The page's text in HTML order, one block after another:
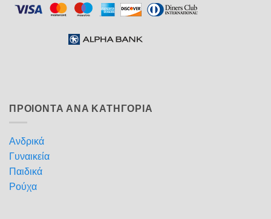
ΠΡΟΙΟΝΤΑ ΑΝΑ ΚΑΤΗΓΟΡΙΑ
Ανδρικά
Γυναικεία
Παιδικά
Ρούχα